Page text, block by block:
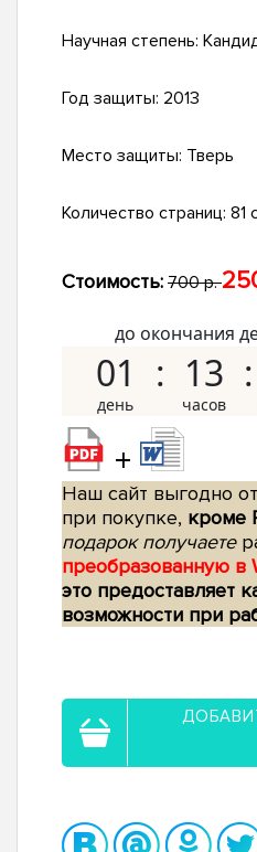
Научная степень:
Год защиты: 2013
Место защиты: Тверь
Количество страниц: 81
Стоимость: 700 р.
до окончания
01 13
+
Наш сайт выгодно
при покупке, кроме
подарок получаете
преобразованную в
это предоставляет
возможности при